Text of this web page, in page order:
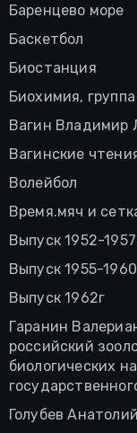
Баренцево море
Баскетбол
Биостанция
Биохимия, группа
Вагин Владимир
Вагинские
Волейбол
Время.мяч и
Выпуск 1952-
Выпуск 1955-
Выпуск 1962г
Гаранин
российский
биологических
Голубев